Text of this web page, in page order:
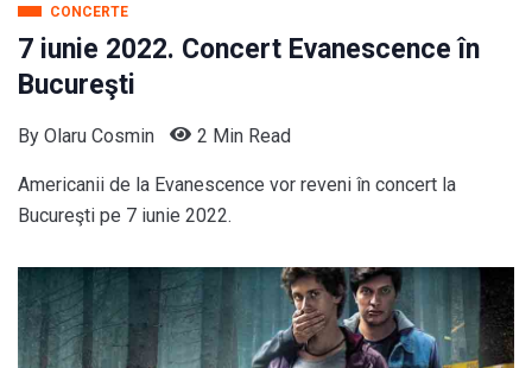
CONCERTE
7 iunie 2022. Concert Evanescence în
Bucureşti
By Olaru Cosmin 2 Min Read
Americanii de la Evanescence vor reveni în concert la
Bucureşti pe 7 iunie 2022.